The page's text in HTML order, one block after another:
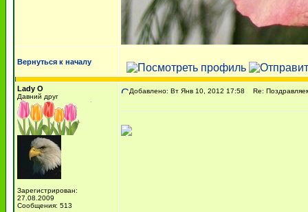
Вернуться к началу
Lady O
Давний друг
Зарегистрирован:
27.08.2009
Сообщения: 513
Добавлено: Вт Янв 10, 2012 17:58 Re: